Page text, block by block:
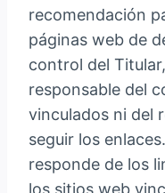
recomendación
páginas web de
control del
responsable del
vinculados ni del
seguir los
responde de los
los sitios web